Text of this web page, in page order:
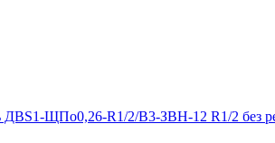
ДВS1-ЩПо0,26-R1/2/В3-ЗВН-12 R1/2 без